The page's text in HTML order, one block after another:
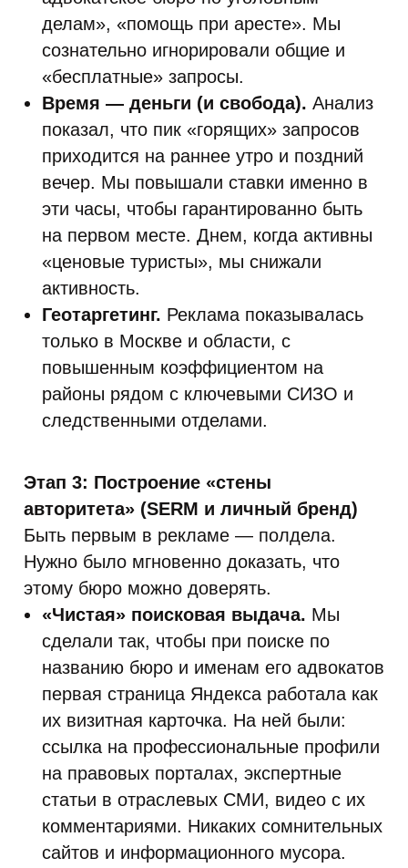
делам», «помощь при аресте». Мы
сознательно игнорировали общие и
«бесплатные» запросы.
Время — деньги (и свобода). Анализ
показал, что пик «горящих» запросов
приходится на раннее утро и поздний
вечер. Мы повышали ставки именно в
эти часы, чтобы гарантированно быть
на первом месте. Днем, когда активны
«ценовые туристы», мы снижали
активность.
Геотаргетинг. Реклама показывалась
только в Москве и области, с
повышенным коэффициентом на
районы рядом с ключевыми СИЗО и
следственными отделами.
Этап 3: Построение «стены
авторитета» (SERM и личный бренд)
Быть первым в рекламе — полдела.
Нужно было мгновенно доказать, что
этому бюро можно доверять.
«Чистая» поисковая выдача. Мы
сделали так, чтобы при поиске по
названию бюро и именам его адвокатов
первая страница Яндекса работала как
их визитная карточка. На ней были:
ссылка на профессиональные профили
на правовых порталах, экспертные
статьи в отраслевых СМИ, видео с их
комментариями. Никаких сомнительных
сайтов и информационного мусора.